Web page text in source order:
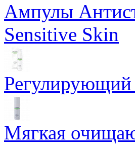
Ампулы
Sensitive Skin
Регулирующий
Мягкая